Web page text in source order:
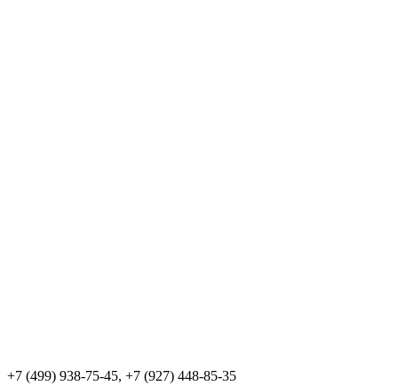
+7 (499) 938-75-45, +7 (927) 448-85-35